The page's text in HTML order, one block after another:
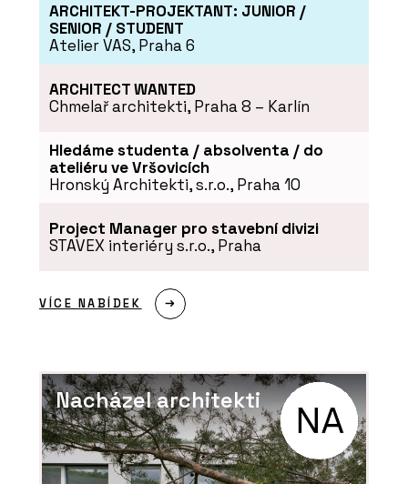
ARCHITEKT-PROJEKTANT: JUNIOR /
SENIOR / STUDENT
Atelier VAS, Praha 6
ARCHITECT WANTED
Chmelař architekti, Praha 8 – Karlín
Hledáme studenta / absolventa / do
ateliéru ve Vršovicích
Hronský Architekti, s.r.o., Praha 10
Project Manager pro stavební divizi
STAVEX interiéry s.r.o., Praha
VÍCE NABÍDEK
Nacházel architekti